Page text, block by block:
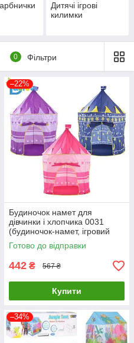
Дитячі ігрові
килимки
0 Фільтри
–22%
Будиночок намет для
дівчинки і хлопчика 0031
(будиночок-намет, ігровий
будиночок)
Готово до відправки
442 ₴ 567 ₴
Купити
–34%